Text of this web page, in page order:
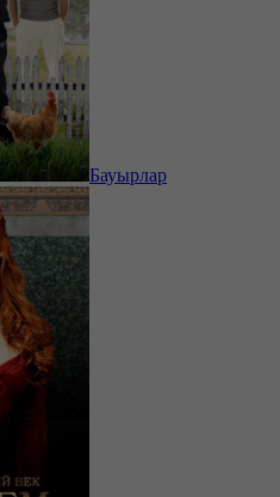
Бауырлар